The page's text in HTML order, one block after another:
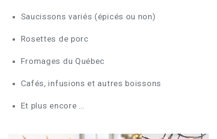
Saucissons variés (épicés ou non)
Rosettes de porc
Fromages du Québec
Cafés, infusions et autres boissons
Et plus encore …